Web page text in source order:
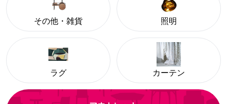
その他・雑貨 照明
ラグ カーテン